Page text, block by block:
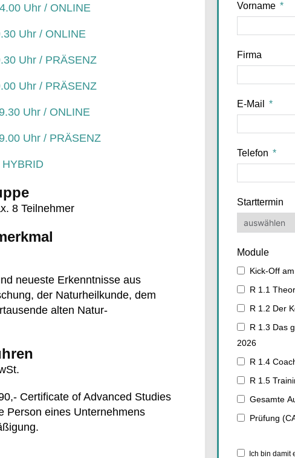
Uhr / ONLINE
Uhr / ONLINE
Uhr / PRÄSENZ
Uhr / PRÄSENZ
Uhr / ONLINE
Uhr / PRÄSENZ
8 Teilnehmer
neueste Erkenntnisse aus
der Naturheilkunde, dem
alten Natur-
Certificate of Advanced Studies
Person eines Unternehmens
Vorname
Firma
E-Mail
Telefon
Starttermin
Module
Kick-Off
R 1.1
R 1.2 Der
R 1.3 Das
2026
R 1.4
R 1.5
Gesamte
Prüfung
Ich bin damit